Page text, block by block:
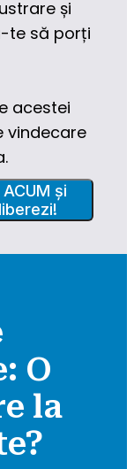
și
te să porți
acestei
vindecare
și
O
la